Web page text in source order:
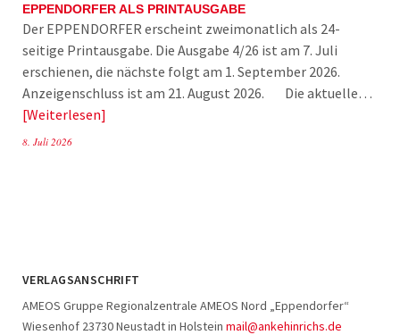
EPPENDORFER ALS PRINTAUSGABE
Der EPPENDORFER erscheint zweimonatlich als 24-
seitige Printausgabe. Die Ausgabe 4/26 ist am 7. Juli
erschienen, die nächste folgt am 1. September 2026.
Anzeigenschluss ist am 21. August 2026. Die aktuelle…
Weiterlesen
8. Juli 2026
VERLAGSANSCHRIFT
AMEOS Gruppe Regionalzentrale AMEOS Nord „Eppendorfer“
Wiesenhof 23730 Neustadt in Holstein mail@ankehinrichs.de